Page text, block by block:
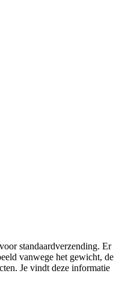
standaardverzending. Er
vanwege het gewicht, de
Je vindt deze informatie